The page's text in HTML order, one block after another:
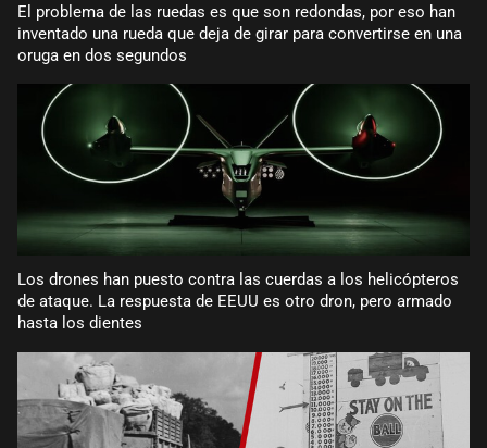
El problema de las ruedas es que son redondas, por eso han
inventado una rueda que deja de girar para convertirse en una
oruga en dos segundos
Los drones han puesto contra las cuerdas a los helicópteros
de ataque. La respuesta de EEUU es otro dron, pero armado
hasta los dientes